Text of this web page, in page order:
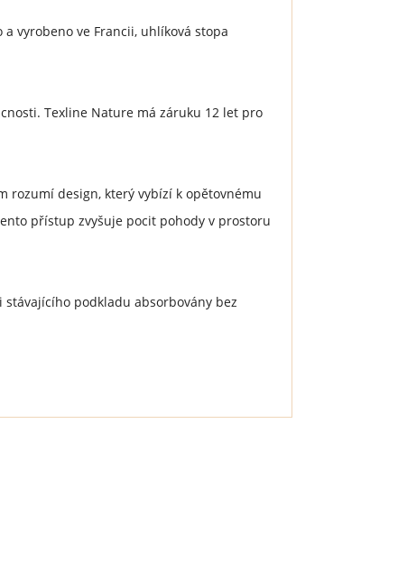
vyrobeno ve Francii, uhlíková stopa
Texline Nature má záruku 12 let pro
rozumí design, který vybízí k opětovnému
přístup zvyšuje pocit pohody v prostoru
podkladu absorbovány bez